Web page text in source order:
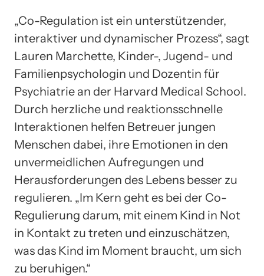
„Co-Regulation ist ein unterstützender,
interaktiver und dynamischer Prozess“, sagt
Lauren Marchette, Kinder-, Jugend- und
Familienpsychologin und Dozentin für
Psychiatrie an der Harvard Medical School.
Durch herzliche und reaktionsschnelle
Interaktionen helfen Betreuer jungen
Menschen dabei, ihre Emotionen in den
unvermeidlichen Aufregungen und
Herausforderungen des Lebens besser zu
regulieren. „Im Kern geht es bei der Co-
Regulierung darum, mit einem Kind in Not
in Kontakt zu treten und einzuschätzen,
was das Kind im Moment braucht, um sich
zu beruhigen.“